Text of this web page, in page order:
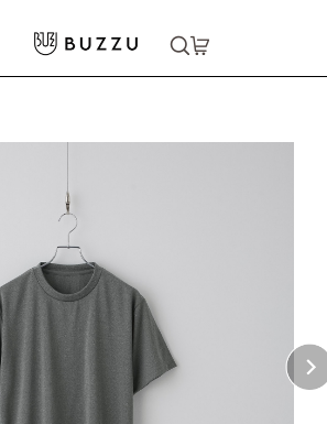
4.4oz ドライTシャツ